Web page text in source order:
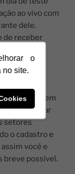
o
no site.
ao vivo com
dele.
de receber
ele
contrato
prazos e em
a operar
setores
o cadastro e
você e
breve possível.